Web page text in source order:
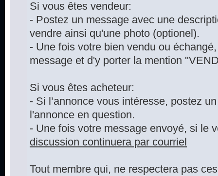
Si vous êtes vendeur:
- Postez un message avec une
vendre ainsi qu'une photo (optionel).
- Une fois votre bien vendu ou
message et d'y porter la mention
Si vous êtes acheteur:
- Si l’annonce vous intéresse, postez
l'annonce en question.
- Une fois votre message envoyé, si le
discussion continuera par courriel
Tout membre qui, ne respectera pas